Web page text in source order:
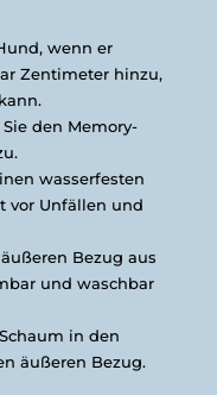
wenn er
Zentimeter hinzu,
den Memory-
wasserfesten
vor Unfällen und
Bezug aus
und waschbar
in den
äußeren Bezug.